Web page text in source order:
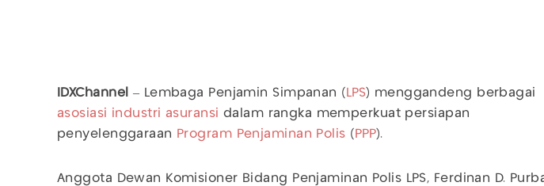
IDXChannel – Lembaga Penjamin Simpanan ( LPS) menggandeng berbagai
asosiasi industri asuransi dalam rangka memperkuat persiapan
penyelenggaraan Program Penjaminan Polis ( PPP).
Anggota Dewan Komisioner Bidang Penjaminan Polis LPS, Ferdinan D.